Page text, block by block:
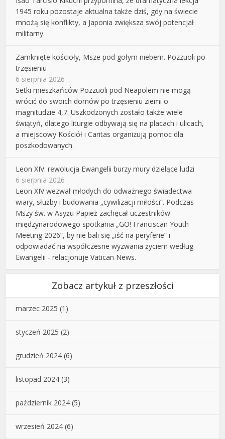
1945 roku pozostaje aktualna także dziś, gdy na świecie
mnożą się konflikty, a Japonia zwiększa swój potencjał
militarny.
Zamknięte kościoły, Msze pod gołym niebem. Pozzuoli po
trzęsieniu
6 sierpnia 2026
Setki mieszkańców Pozzuoli pod Neapolem nie mogą
wrócić do swoich domów po trzęsieniu ziemi o
magnitudzie 4,7. Uszkodzonych zostało także wiele
świątyń, dlatego liturgie odbywają się na placach i ulicach,
a miejscowy Kościół i Caritas organizują pomoc dla
poszkodowanych.
Leon XIV: rewolucja Ewangelii burzy mury dzielące ludzi
6 sierpnia 2026
Leon XIV wezwał młodych do odważnego świadectwa
wiary, służby i budowania „cywilizacji miłości”. Podczas
Mszy św. w Asyżu Papież zachęcał uczestników
międzynarodowego spotkania „GO! Franciscan Youth
Meeting 2026”, by nie bali się „iść na peryferie” i
odpowiadać na współczesne wyzwania życiem według
Ewangelii - relacjonuje Vatican News.
Zobacz artykuł z przeszłości
marzec 2025 (1)
styczeń 2025 (2)
grudzień 2024 (6)
listopad 2024 (3)
październik 2024 (5)
wrzesień 2024 (6)